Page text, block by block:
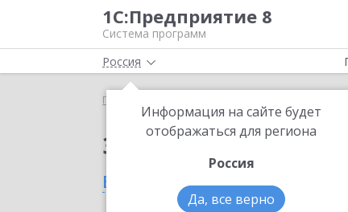
1С:Предприятие 8
Система программ
Россия
Информация на сайте будет
отображаться для региона
Россия
Да, все верно
Главная
Заказать
в Касимове